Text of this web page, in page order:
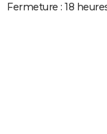
Fermeture : 18